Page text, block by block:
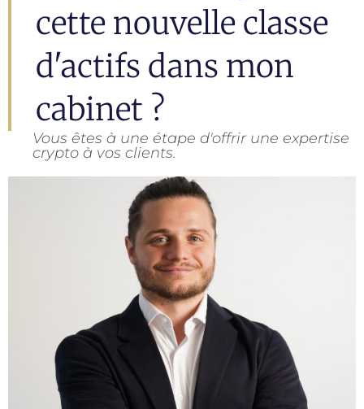
cette nouvelle classe
d'actifs dans mon
cabinet ?
Vous êtes à une étape d'offrir une expertise
crypto à vos clients.